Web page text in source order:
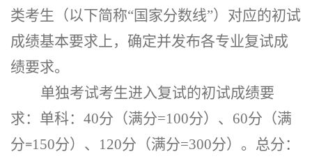
类考生（以下简称“国家分数线”）对应的初试
成绩基本要求上，确定并发布各专业复试成
绩要求。
单独考试考生进入复试的初试成绩要
求：单科： 40分（满分=100分）、60分（满
分=1 50分）、120分（满分=300分）。总分：